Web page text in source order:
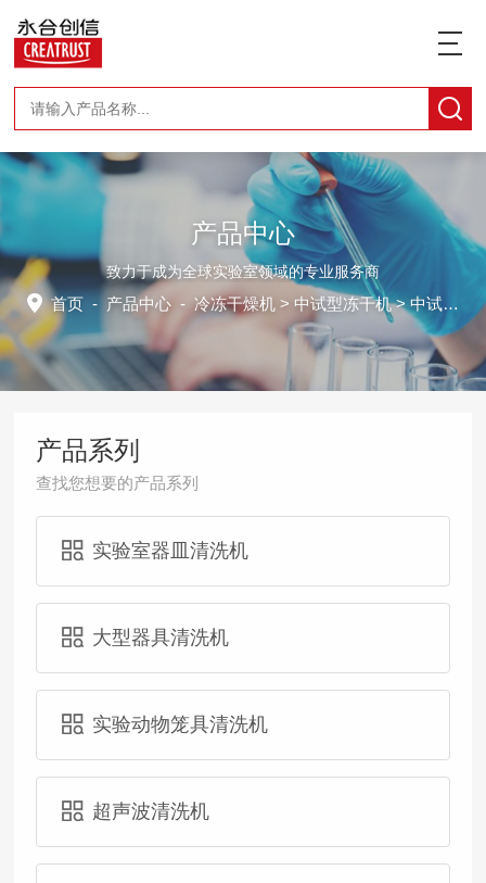
产品中心
致力于成为全球实验室领域的专业服务商
首页 - 产品中心 -冷冻干燥机 >中试型冻干机> 中试型冻干机CTFD-100TJ
产品系列
查找您想要的产品系列
实验室器皿清洗机
大型器具清洗机
实验动物笼具清洗机
超声波清洗机